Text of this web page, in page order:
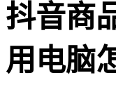
抖音商
用电脑